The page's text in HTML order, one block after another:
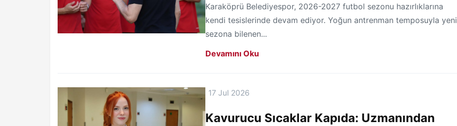
Karaköprü Belediyespor, 2026-2027 futbol sezonu hazırlıklarına
kendi tesislerinde devam ediyor. Yoğun antrenman temposuyla yeni
sezona bilenen...
Devamını Oku
17 Jul 2026
Kavurucu Sıcaklar Kapıda: Uzmanından